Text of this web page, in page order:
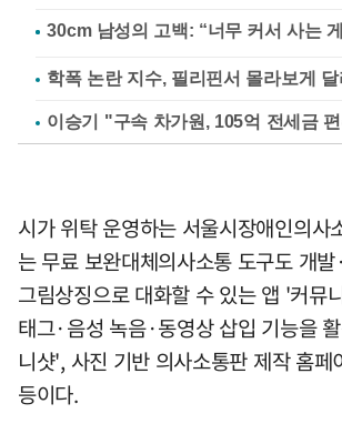
학폭 논란 지수, 필리핀서 몰라보게
이승기 "구속 차가원, 105억 전세금
시가 위탁 운영하는 서울시장애인의사
는 무료 보완대체의사소통 도구도 개
그림상징으로 대화할 수 있는 앱 '커뮤
태그·음성 녹음·동영상 삽입 기능을
니샷', 사진 기반 의사소통판 제작 홈
등이다.